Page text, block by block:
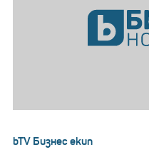
bTV Бизнес екип